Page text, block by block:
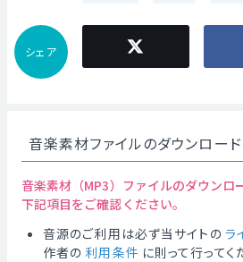
シェア
音楽素材ファイルのダウンロー
音楽素材（MP3）ファイルのダウンロ
下記項目をご確認ください。
音源のご利用は必ず当サイトの ラ
作者の 利用条件 に則って行ってく